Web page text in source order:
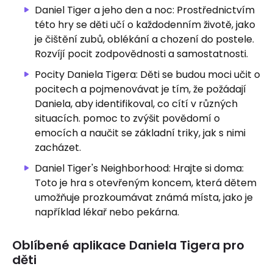
Daniel Tiger a jeho den a noc: Prostřednictvím
této hry se děti učí o každodenním životě, jako
je čištění zubů, oblékání a chození do postele.
Rozvíjí pocit zodpovědnosti a samostatnosti.
Pocity Daniela Tigera: Děti se budou moci učit o
pocitech a pojmenovávat je tím, že požádají
Daniela, aby identifikoval, co cítí v různých
situacích. pomoc to zvýšit povědomí o
emocích a naučit se základní triky, jak s nimi
zacházet.
Daniel Tiger's Neighborhood: Hrajte si doma:
Toto je hra s otevřeným koncem, která dětem
umožňuje prozkoumávat známá místa, jako je
například lékař nebo pekárna.
Oblíbené aplikace Daniela Tigera pro
děti